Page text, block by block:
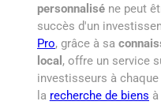
personnalisé ne peut
succès d'un
Pro, grâce à sa
local , offre un service
investisseurs à
la recherche de biens